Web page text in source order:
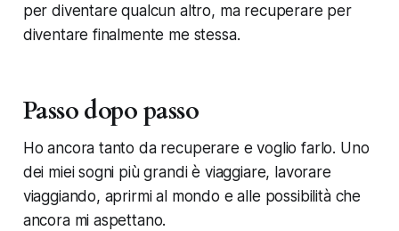
per diventare qualcun altro, ma recuperare per
diventare finalmente me stessa.
Passo dopo passo
Ho ancora tanto da recuperare e voglio farlo. Uno
dei miei sogni più grandi è viaggiare, lavorare
viaggiando, aprirmi al mondo e alle possibilità che
ancora mi aspettano.